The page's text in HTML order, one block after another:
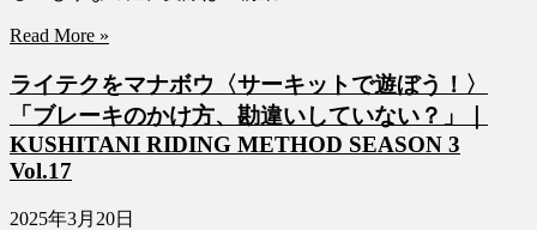
Read More »
ライテクをマナボウ〈サーキットで遊ぼう！〉
「ブレーキのかけ方、勘違いしていない？」｜
KUSHITANI RIDING METHOD SEASON 3
Vol.17
2025年3月20日